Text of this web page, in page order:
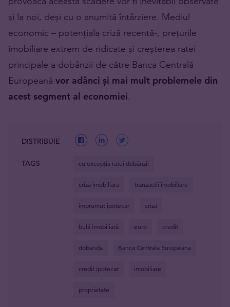
și la noi, deși cu o anumită întârziere. Mediul
economic – potențiala criză recentă-, prețurile
imobiliare extrem de ridicate și creșterea ratei
principale a dobânzii de către Banca Centrală
Europeană vor adânci și mai mult problemele din
acest segment al economiei.
DISTRIBUIE
TAGS cu excepția ratei dobânzii
criza imobiliara tranzactii imobiliare
împrumut ipotecar criză
bulă imobiliară euro credit
dobanda Banca Centrala Europeana
credit ipotecar imobiliare
proprietate